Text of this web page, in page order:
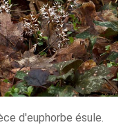
d'euphorbe ésule.